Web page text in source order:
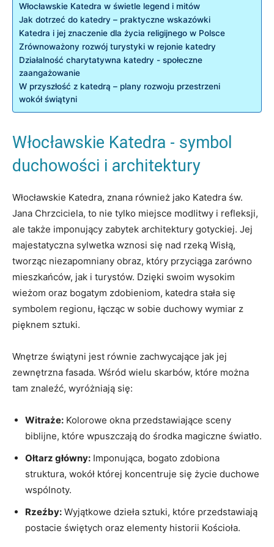
Włocławskie Katedra w świetle legend i mitów
Jak⁣ dotrzeć do katedry – praktyczne wskazówki
Katedra i jej znaczenie ‌dla ​życia religijnego w Polsce
Zrównoważony⁤ rozwój turystyki w⁣ rejonie katedry
Działalność charytatywna ​katedry -​ społeczne
zaangażowanie
W przyszłość z ‍katedrą – plany⁣ rozwoju przestrzeni ​
wokół​ świątyni
Włocławskie ​Katedra -⁣ symbol
⁢duchowości i ⁣architektury
Włocławskie Katedra, znana również jako Katedra‍ św.
Jana Chrzciciela, to nie‍ tylko ‌miejsce⁢ modlitwy i refleksji,
ale ​także imponujący ⁢zabytek architektury gotyckiej. Jej
majestatyczna sylwetka wznosi‍ się⁤ nad rzeką Wisłą,‍
tworząc niezapomniany ​obraz,⁢ który przyciąga zarówno
mieszkańców,‌ jak i turystów. Dzięki swoim wysokim
wieżom oraz ⁤bogatym zdobieniom, katedra ⁣stała się ​
symbolem regionu, łącząc w sobie duchowy wymiar⁣ z
pięknem sztuki.
Wnętrze ⁣świątyni jest‍ równie zachwycające jak jej
zewnętrzna⁣ fasada.​ Wśród wielu skarbów, które można
tam znaleźć, wyróżniają się:
Witraże: Kolorowe okna ⁣przedstawiające​ sceny
biblijne, które wpuszczają ⁣do środka magiczne światło.
Ołtarz główny: ⁤Imponująca, bogato zdobiona
struktura, ​wokół której koncentruje ‍się życie duchowe
wspólnoty.
Rzeźby: Wyjątkowe dzieła sztuki, które przedstawiają
postacie świętych‌ oraz elementy ‍historii Kościoła.